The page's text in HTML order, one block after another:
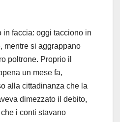
in faccia: oggi tacciono in
mentre si aggrappano
poltrone. Proprio il
un mese fa,
alla cittadinanza che la
dimezzato il debito,
i conti stavano